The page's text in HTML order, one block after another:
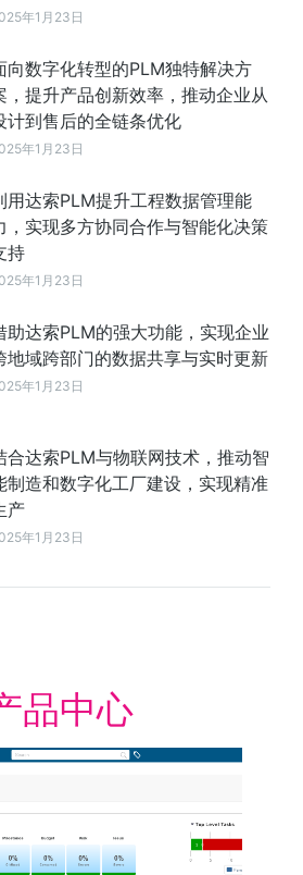
年1月23日
向数字化转型的PLM独特解决方
，提升产品创新效率，推动企业从
计到售后的全链条优化
年1月23日
用达索PLM提升工程数据管理能
，实现多方协同合作与智能化决策
持
年1月23日
助达索PLM的强大功能，实现企业
地域跨部门的数据共享与实时更新
年1月23日
合达索PLM与物联网技术，推动智
制造和数字化工厂建设，实现精准
产
年1月23日
品中心